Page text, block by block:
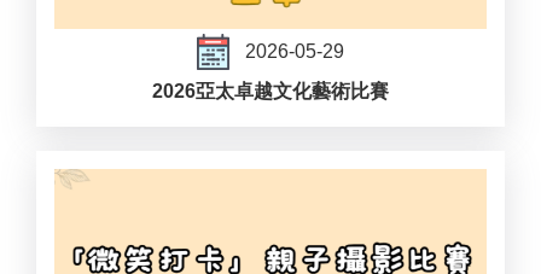
2026-05-29
2026亞太卓越文化藝術比賽